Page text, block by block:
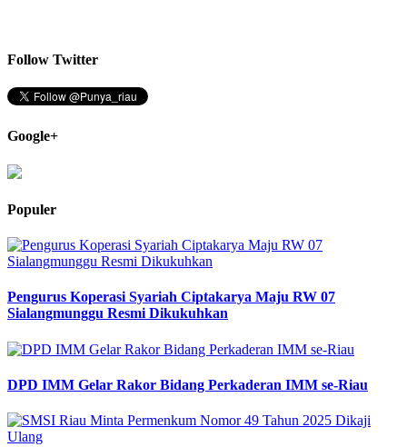
Follow Twitter
Google+
Populer
Pengurus Koperasi Syariah Ciptakarya Maju RW 07
Sialangmunggu Resmi Dikukuhkan
DPD IMM Gelar Rakor Bidang Perkaderan IMM se-Riau